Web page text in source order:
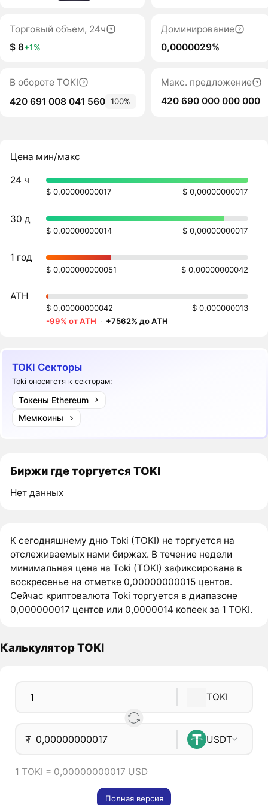
Торговый объем, 24ч
$ 8+1%
Доминирование
0,0000029%
В обороте TOKI
420 691 008 041 560 100%
Макс. предложение
420 690 000 000 000
Цена мин/макс
24 ч
$ 0,00000000017 $ 0,00000000017
30 д
$ 0,00000000014 $ 0,00000000017
1 год
$ 0,000000000051 $ 0,00000000042
ATH
$ 0,00000000042
$ 0,000000013
-99% от ATH · +7562% до ATH
TOKI Секторы
Toki оноситстя к секторам:
Токены Ethereum
Мемкоины
Биржи где торгуется TOKI
Нет данных
К сегодняшнему дню Toki (TOKI) не торгуется на
отслеживаемых нами биржах. В течение недели
минимальная цена на Toki (TOKI) зафиксирована в
воскресенье на отметке 0,00000000015 центов.
Сейчас криптовалюта Toki торгуется в диапазоне
0,000000017 центов или 0,0000014 копеек за 1 TOKI.
Калькулятор TOKI
TOKI
₮ USDT
1 TOKI = 0,00000000017 USD
Полная версия